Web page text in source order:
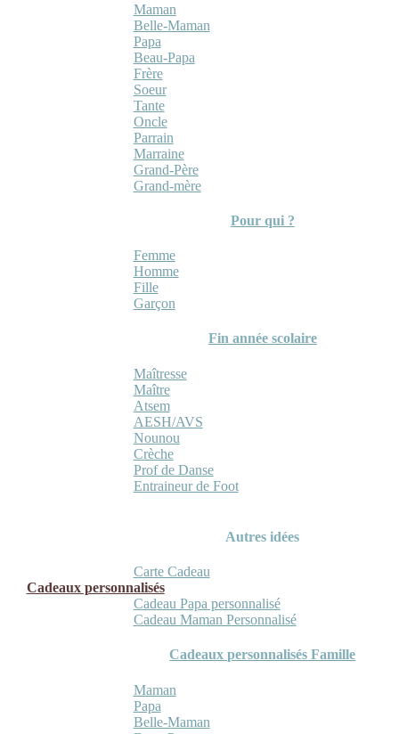
Maman
Belle-Maman
Papa
Beau-Papa
Frère
Soeur
Tante
Oncle
Parrain
Marraine
Grand-Père
Grand-mère
Pour qui ?
Femme
Homme
Fille
Garçon
Fin année scolaire
Maîtresse
Maître
Atsem
AESH/AVS
Nounou
Crèche
Prof de Danse
Entraineur de Foot
Autres idées
Carte Cadeau
Cadeaux personnalisés
Cadeau Papa personnalisé
Cadeau Maman Personnalisé
Cadeaux personnalisés Famille
Maman
Papa
Belle-Maman